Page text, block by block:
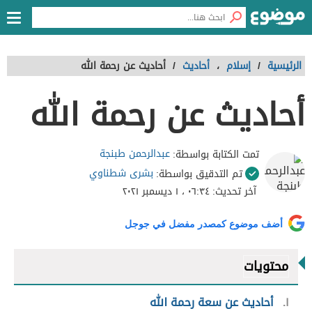
الرئيسية / إسلام ، أحاديث / أحاديث عن رحمة الله
أحاديث عن رحمة الله
تمت الكتابة بواسطة:عبدالرحمن طبنجة
تم التدقيق بواسطة: بشرى شطناوي
آخر تحديث:٠٦:٣٤ ، ١ ديسمبر ٢٠٢١
أضف موضوع كمصدر مفضل في جوجل
محتويات
١ أحاديث عن سعة رحمة الله